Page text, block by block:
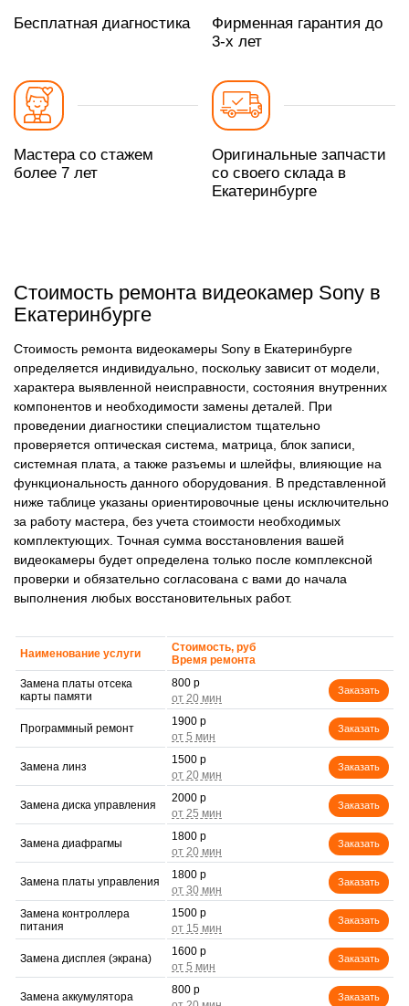
Бесплатная диагностика
Фирменная гарантия до
3-х лет
Мастера со стажем
более 7 лет
Оригинальные запчасти
со своего склада в
Екатеринбурге
Стоимость ремонта видеокамер Sony в
Екатеринбурге
Стоимость ремонта видеокамеры Sony в Екатеринбурге
определяется индивидуально, поскольку зависит от модели,
характера выявленной неисправности, состояния внутренних
компонентов и необходимости замены деталей. При
проведении диагностики специалистом тщательно
проверяется оптическая система, матрица, блок записи,
системная плата, а также разъемы и шлейфы, влияющие на
функциональность данного оборудования. В представленной
ниже таблице указаны ориентировочные цены исключительно
за работу мастера, без учета стоимости необходимых
комплектующих. Точная сумма восстановления вашей
видеокамеры будет определена только после комплексной
проверки и обязательно согласована с вами до начала
выполнения любых восстановительных работ.
Наименование услуги
Стоимость, руб
Время ремонта
Замена платы отсека
карты памяти
800 р
Заказать
Программный ремонт
1900 р
Заказать
Замена линз
1500 р
Заказать
Замена диска управления
2000 р
Заказать
Замена диафрагмы
1800 р
Заказать
Замена платы управления
1800 р
Заказать
Замена контроллера
питания
1500 р
Заказать
Замена дисплея (экрана)
1600 р
Заказать
Замена аккумулятора
800 р
Заказать